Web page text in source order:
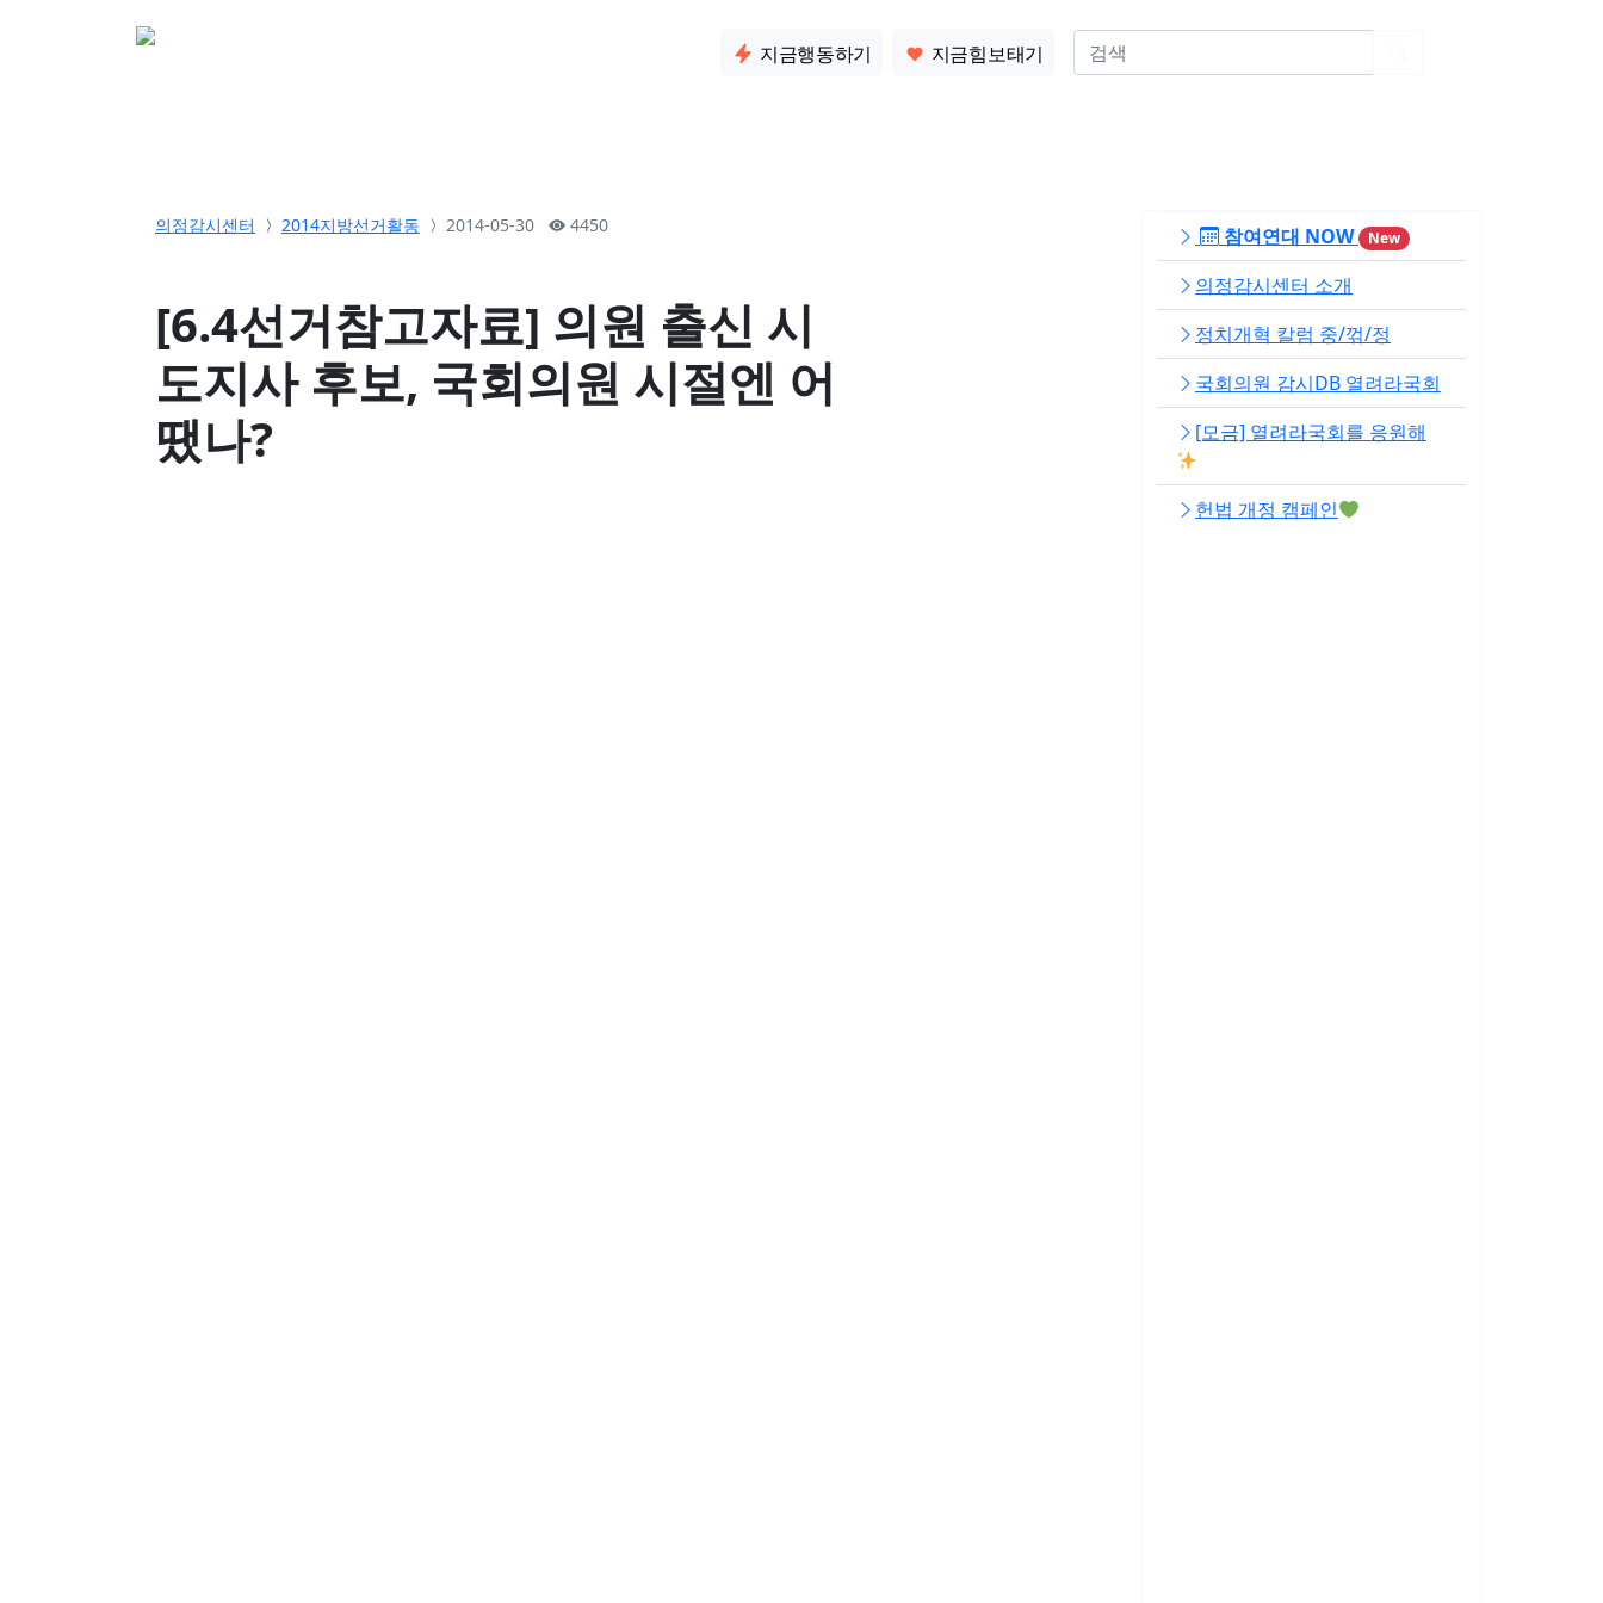
지금행동하기 지금힘보태기
의정감시센터 2014지방선거활동 2014-05-30 4450
[6.4선거참고자료] 의원 출신 시
도지사 후보, 국회의원 시절엔 어
땠나?
참여연대 NOW New
의정감시센터 소개
정치개혁 칼럼 중/꺾/정
국회의원 감시DB 열려라국회
[모금] 열려라국회를 응원해
헌법 개정 캠페인